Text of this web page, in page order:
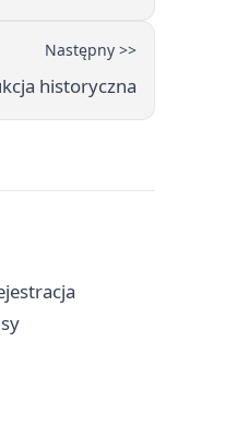
Następny >>
historyczna